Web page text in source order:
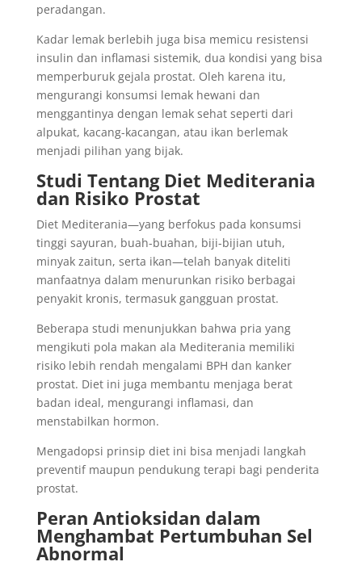
peradangan.
Kadar lemak berlebih juga bisa memicu resistensi
insulin dan inflamasi sistemik, dua kondisi yang bisa
memperburuk gejala prostat. Oleh karena itu,
mengurangi konsumsi lemak hewani dan
menggantinya dengan lemak sehat seperti dari
alpukat, kacang-kacangan, atau ikan berlemak
menjadi pilihan yang bijak.
Studi Tentang Diet Mediterania
dan Risiko Prostat
Diet Mediterania—yang berfokus pada konsumsi
tinggi sayuran, buah-buahan, biji-bijian utuh,
minyak zaitun, serta ikan—telah banyak diteliti
manfaatnya dalam menurunkan risiko berbagai
penyakit kronis, termasuk gangguan prostat.
Beberapa studi menunjukkan bahwa pria yang
mengikuti pola makan ala Mediterania memiliki
risiko lebih rendah mengalami BPH dan kanker
prostat. Diet ini juga membantu menjaga berat
badan ideal, mengurangi inflamasi, dan
menstabilkan hormon.
Mengadopsi prinsip diet ini bisa menjadi langkah
preventif maupun pendukung terapi bagi penderita
prostat.
Peran Antioksidan dalam
Menghambat Pertumbuhan Sel
Abnormal